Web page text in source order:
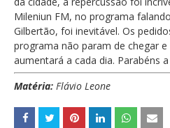
Mileniun FM, no programa
Gilbertão, foi inevitável. Os
programa não param de chegar
aumentará a cada dia. Parabéns
Matéria: Flávio Leone